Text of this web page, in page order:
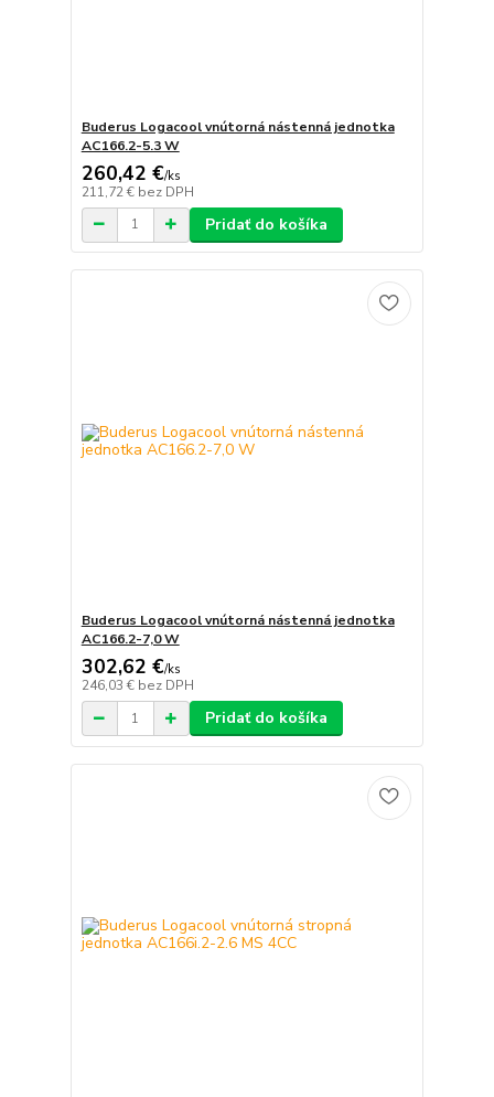
Buderus Logacool vnútorná nástenná jednotka
AC166.2-5.3 W
260,42 €/ks
211,72 € bez DPH
Pridať do košíka
Buderus Logacool vnútorná nástenná jednotka
AC166.2-7,0 W
302,62 €/ks
246,03 € bez DPH
Pridať do košíka